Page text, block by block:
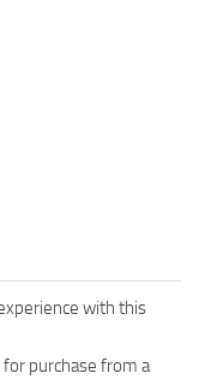
with this
for purchase from a